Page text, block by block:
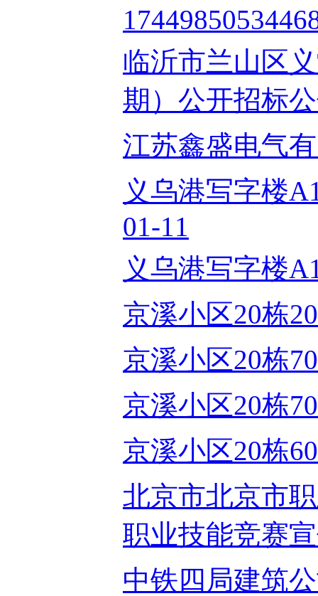
临沂市兰山区
期）公开招标
江苏鑫盛电气
义乌港写字楼
01-11
义乌港写字楼
京溪小区20栋
京溪小区20栋
京溪小区20栋
京溪小区20栋
北京市北京市
职业技能竞赛
中铁四局建筑